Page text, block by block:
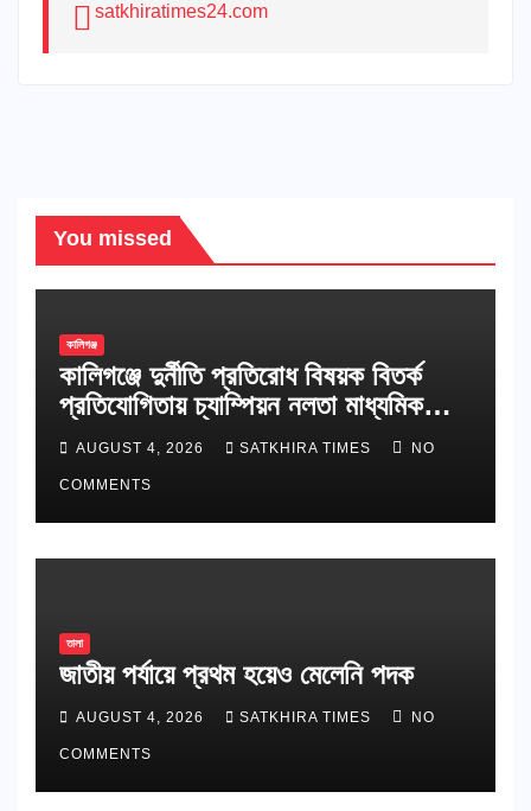
satkhiratimes24.com
You missed
কালিগঞ্জ
কালিগঞ্জে দুর্নীতি প্রতিরোধ বিষয়ক বিতর্ক
প্রতিযোগিতায় চ্যাম্পিয়ন নলতা মাধ্যমিক
বিদ্যালয়
AUGUST 4, 2026 SATKHIRA TIMES NO
COMMENTS
তালা
জাতীয় পর্যায়ে প্রথম হয়েও মেলেনি পদক
AUGUST 4, 2026 SATKHIRA TIMES NO
COMMENTS